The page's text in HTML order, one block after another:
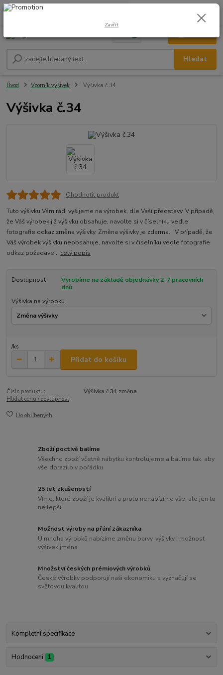
Hledat
+420 604 278 943 0,00 Kč
Úvod Vzorník výšivek Výšivka č.34
Výšivka č.34
Ohodnotit produkt
Tuto výšivku Vám rádi vyšijeme na výrobek, dle Vaší představy. V případě,
že Váš výrobek již výšivku obsahuje, navolte si v číselníku vedle
fotografie odkaz změna výšivky. Změna výšivky je zdarma. V případě, že
Váš výrobek výšivku neobsahuje, navolte si v číselníku vedle fotografie
odkaz požadave... celý popis
Dostupnost
Vyrobíme na základě objednávky 2-7 pracovních
dnů
Výšivka na výrobku
/ks
Přidat do košíku
Číslo produktu:
Výšivka č.34 změna
Hlídat cenu / dostupnost
Do oblíbených
Zboží poctivě balíme
Všechno zboží včetně nábytku kontrolujeme a balíme tak, aby
vše dorazilo v pořádku
25 let zkušeností
Víme, které zboží je kvalitní a proto nenabízíme vše, ale jen to
nejlepší
Možnost výroby na přání zákazníka
U mnoha výrobků nabízíme změnu barvy, výšivky i možnost
výšivek jména
Množství českých prémiových výrobků
České výrobky podporují naši ekonomiku a vyznačují se
světovou kvalitou
Kompletní specifikace
Hodnocení 1
Zavřít